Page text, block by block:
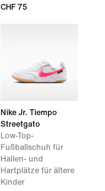
CHF 75
Nike Jr. Tiempo
Streetgato
Low-Top-
Fußballschuh für
Hallen- und
Hartplätze für ältere
Kinder